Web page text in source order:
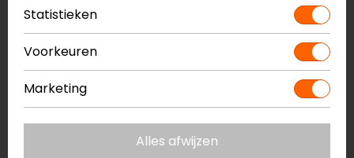
Protector
31,99
Protector
Statistieken
Voorkeuren
Marketing
Alles afwijzen